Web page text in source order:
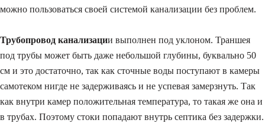
можно пользоваться своей системой канализации без проблем.
Трубопровод канализации выполнен под уклоном. Траншея
под трубы может быть даже небольшой глубины, буквально 50
см и это достаточно, так как сточные воды поступают в камеры
самотеком нигде не задерживаясь и не успевая замерзнуть. Так
как внутри камер положительная температура, то такая же она и
в трубах. Поэтому стоки попадают внутрь септика без задержки.